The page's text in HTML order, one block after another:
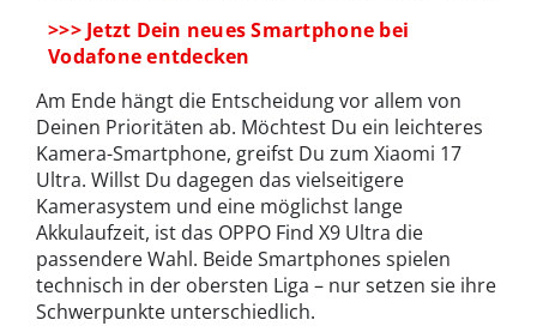
>>> Jetzt Dein neues Smartphone bei
Vodafone entdecken
Am Ende hängt die Entscheidung vor allem von
Deinen Prioritäten ab. Möchtest Du ein leichteres
Kamera-Smartphone, greifst Du zum Xiaomi 17
Ultra. Willst Du dagegen das vielseitigere
Kamerasystem und eine möglichst lange
Akkulaufzeit, ist das OPPO Find X9 Ultra die
passendere Wahl. Beide Smartphones spielen
technisch in der obersten Liga – nur setzen sie ihre
Schwerpunkte unterschiedlich.